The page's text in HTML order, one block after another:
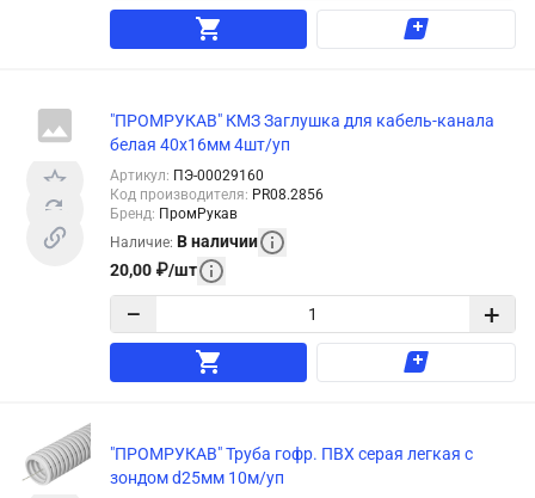
"ПРОМРУКАВ" КМЗ Заглушка для кабель-канала
белая 40x16мм 4шт/уп
Артикул: ПЭ-00029160
Код производителя: PR08.2856
Бренд: ПромРукав
Наличие: В наличии
20,00 ₽/шт
− +
"ПРОМРУКАВ" Труба гофр. ПВХ серая легкая с
зондом d25мм 10м/уп